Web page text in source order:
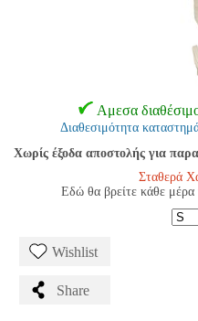
Αμεσα
Διαθεσιμότητα
Χωρίς έξοδα αποστολής για
Σταθερά
Εδώ θα βρείτε κάθε μέρα
Wishlist
Share